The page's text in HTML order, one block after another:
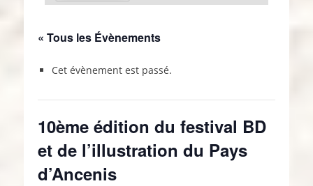
« Tous les Évènements
Cet évènement est passé.
10ème édition du festival BD
et de l’illustration du Pays
d’Ancenis